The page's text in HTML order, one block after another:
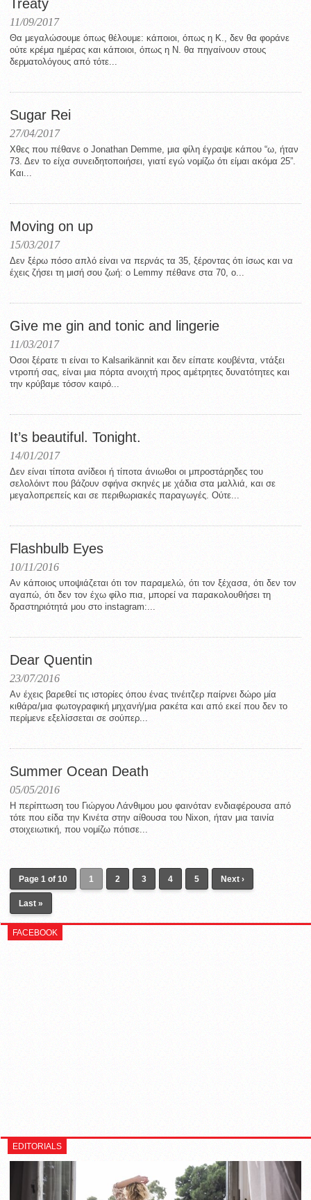
Treaty
11/09/2017
Θα μεγαλώσουμε όπως θέλουμε: κάποιοι, όπως η Κ., δεν θα φοράνε
ούτε κρέμα ημέρας και κάποιοι, όπως η Ν. θα πηγαίνουν στους
δερματολόγους από τότε...
Sugar Rei
27/04/2017
Χθες που πέθανε ο Jonathan Demme, μια φίλη έγραψε κάπου “ω, ήταν
73. Δεν το είχα συνειδητοποιήσει, γιατί εγώ νομίζω ότι είμαι ακόμα 25”.
Και...
Moving on up
15/03/2017
Δεν ξέρω πόσο απλό είναι να περνάς τα 35, ξέροντας ότι ίσως και να
έχεις ζήσει τη μισή σου ζωή: o Lemmy πέθανε στα 70, ο...
Give me gin and tonic and lingerie
11/03/2017
Όσοι ξέρατε τι είναι το Kalsarikännit και δεν είπατε κουβέντα, ντάξει
ντροπή σας, είναι μια πόρτα ανοιχτή προς αμέτρητες δυνατότητες και
την κρύβαμε τόσον καιρό...
It’s beautiful. Tonight.
14/01/2017
Δεν είναι τίποτα ανίδεοι ή τίποτα άνιωθοι οι μπροστάρηδες του
σελολόιντ που βάζουν σφήνα σκηνές με χάδια στα μαλλιά, και σε
μεγαλοπρεπείς και σε περιθωριακές παραγωγές. Ούτε...
Flashbulb Eyes
10/11/2016
Αν κάποιος υποψιάζεται ότι τον παραμελώ, ότι τον ξέχασα, ότι δεν τον
αγαπώ, ότι δεν τον έχω φίλο πια, μπορεί να παρακολουθήσει τη
δραστηριότητά μου στο instagram:...
Dear Quentin
23/07/2016
Αν έχεις βαρεθεί τις ιστορίες όπου ένας τινέιτζερ παίρνει δώρο μία
κιθάρα/μια φωτογραφική μηχανή/μια ρακέτα και από εκεί που δεν το
περίμενε εξελίσσεται σε σούπερ...
Summer Ocean Death
05/05/2016
Η περίπτωση του Γιώργου Λάνθιμου μου φαινόταν ενδιαφέρουσα από
τότε που είδα την Κινέτα στην αίθουσα του Nixon, ήταν μια ταινία
στοιχειωτική, που νομίζω πότισε...
Page 1 of 10 1 2 3 4 5 Next ›
Last »
FACEBOOK
EDITORIALS